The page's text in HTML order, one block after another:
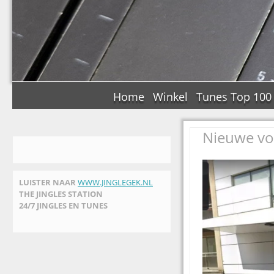
Home Winkel Tunes Top 100
LUISTER NAAR WWW.JINGLEGEK.NL
THE JINGLES STATION
24/7 JINGLES EN TUNES
Nieuwe